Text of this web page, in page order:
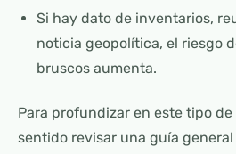
Si hay dato de inventarios,
noticia geopolítica, el riesgo
bruscos aumenta.
Para profundizar en este tipo
sentido revisar una guía general